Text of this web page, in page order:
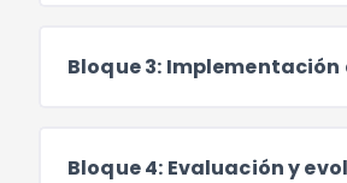
Bloque 3:
Bloque 4: Evaluación y